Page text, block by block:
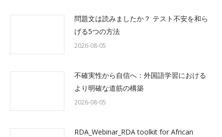
問題文は読みましたか？ テスト不安を和ら
げる5つの方法
2026-08-05
不確実性から自信へ：外国語学習における
より明確な道筋の構築
2026-08-05
RDA_Webinar_RDA toolkit for African